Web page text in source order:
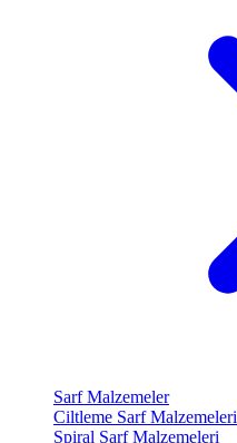
Sarf Malzemeler
Ciltleme Sarf Malzemeleri
Spiral Sarf Malzemeleri